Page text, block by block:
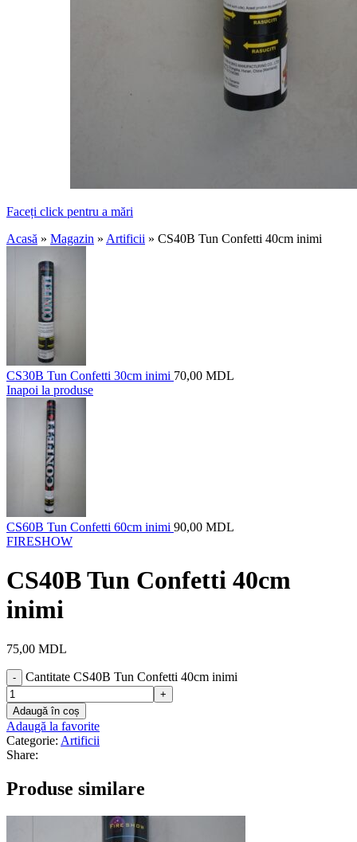
Faceți click pentru a mări
Acasă » Magazin » Artificii » CS40B Tun Confetti 40cm inimi
CS30B Tun Confetti 30cm inimi 70,00 MDL
Inapoi la produse
CS60B Tun Confetti 60cm inimi 90,00 MDL
FIRESHOW
CS40B Tun Confetti 40cm
inimi
75,00 MDL
Cantitate CS40B Tun Confetti 40cm inimi
Adaugă în coș
Adaugă la favorite
Categorie: Artificii
Share:
Produse similare